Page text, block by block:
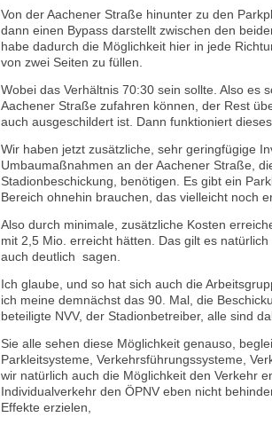
Von der Aachener Straße hinunter zu den
dann einen Bypass darstellt zwischen den
habe dadurch die Möglichkeit hier in jede
von zwei Seiten zu füllen.
Wobei das Verhältnis 70:30 sein sollte. Also es
Aachener Straße zufahren können, der Rest
auch ausgeschildert ist. Dann funktioniert
Wir haben jetzt zusätzliche, sehr geringfügige
Umbaumaßnahmen an der Aachener Straße,
Stadionbeschickung, benötigen. Es gibt ein
Bereich ohnehin brauchen, das vielleicht noch
Also durch minimale, zusätzliche Kosten
mit 2,5 Mio. erreicht hätten. Das gilt es
auch deutlich sagen.
Ich glaube, und so hat sich auch die
ich meine demnächst das 90. Mal, die
beteiligte NVV, der Stadionbetreiber, alle sind
Sie alle sehen diese Möglichkeit genauso,
Parkleitsysteme, Verkehrsführungssysteme,
wir natürlich auch die Möglichkeit den Verkehr
Individualverkehr den ÖPNV eben nicht
Effekte erzielen,